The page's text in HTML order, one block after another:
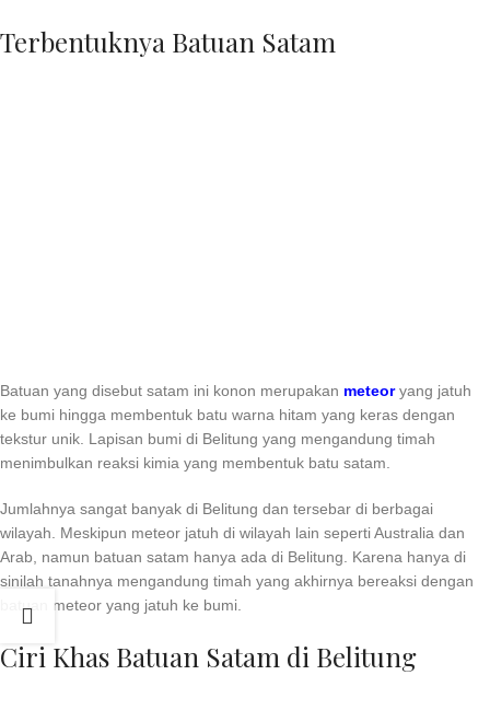
Terbentuknya Batuan Satam
Batuan yang disebut satam ini konon merupakan meteoryang jatuh
ke bumi hingga membentuk batu warna hitam yang keras dengan
tekstur unik. Lapisan bumi di Belitung yang mengandung timah
menimbulkan reaksi kimia yang membentuk batu satam.
Jumlahnya sangat banyak di Belitung dan tersebar di berbagai
wilayah. Meskipun meteor jatuh di wilayah lain seperti Australia dan
Arab, namun batuan satam hanya ada di Belitung. Karena hanya di
sinilah tanahnya mengandung timah yang akhirnya bereaksi dengan
batuan meteor yang jatuh ke bumi.
Ciri Khas Batuan Satam di Belitung